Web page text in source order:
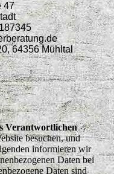
47
64356 Mühltal
Verantwortlichen
besuchen, und
informieren wir
Daten bei
Daten sind